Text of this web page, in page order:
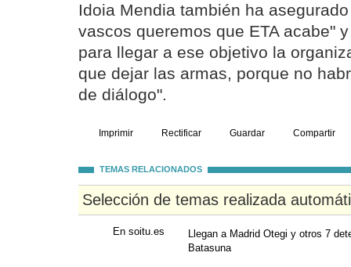
Idoia Mendia también ha
vascos queremos que ETA acabe"
para llegar a ese objetivo la
que dejar las armas, porque no
de diálogo".
Imprimir Rectificar Guardar Compartir
TEMAS RELACIONADOS
Selección de temas realizada
En soitu.es
Llegan a Madrid Otegi y otros 7
Batasuna